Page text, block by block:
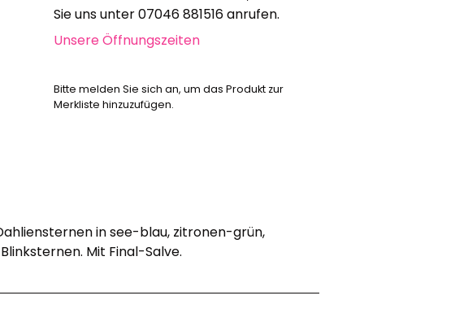
Sie uns unter 07046 881516 anrufen.
Unsere Öffnungszeiten
Bitte melden Sie sich an, um das Produkt zur
Merkliste hinzuzufügen.
in see-blau, zitronen-grün,
Mit Final-Salve.